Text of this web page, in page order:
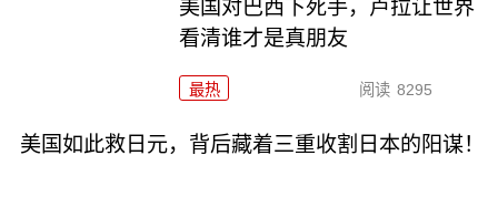
美国对巴西下死手，卢拉让世界
看清谁才是真朋友
最热 阅读 8295
美国如此救日元，背后藏着三重收割日本的阳谋！